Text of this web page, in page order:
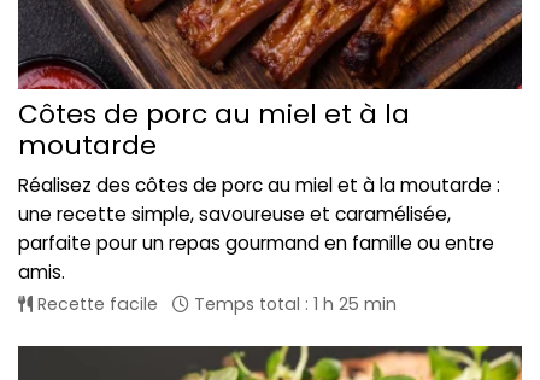
Côtes de porc au miel et à la
moutarde
Réalisez des côtes de porc au miel et à la moutarde :
une recette simple, savoureuse et caramélisée,
parfaite pour un repas gourmand en famille ou entre
amis.
Recette facile Temps total : 1 h 25 min